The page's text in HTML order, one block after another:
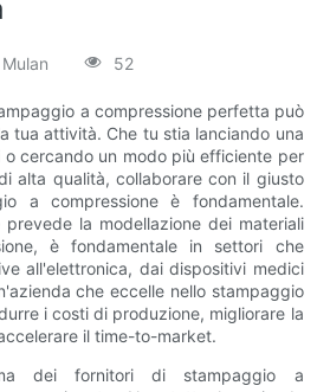
Mulan 52
a compressione perfetta può
tua attività. Che tu stia lanciando una
cercando un modo più efficiente per
alta qualità, collaborare con il giusto
a compressione è fondamentale.
la modellazione dei materiali
è fondamentale in settori che
all'elettronica, dai dispositivi medici
che eccelle nello stampaggio
i costi di produzione, migliorare la
il time-to-market.
dei fornitori di stampaggio a